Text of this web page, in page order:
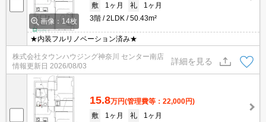
画像：14枚
敷
1ヶ月 礼
1ヶ月
3階
2LDK 50.43m²
★内装フルリノベーション済み★
株式会社タウンハウジング神奈川 センター南店
情報更新日 2026/08/03
詳細を見る
15.8万円(管理費等：22,000円)
敷
1ヶ月 礼
1ヶ月